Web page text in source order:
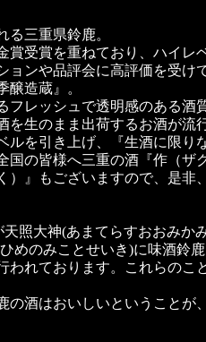
三重県鈴鹿。
賞受賞を重ねており、ハイ
ョンや品評会に高評価を受け
造蔵』。
レッシュで透明感のある酒
を生のまま出荷するお酒が
を引き上げ、『生酒に限り
の皆様へ三重の酒『作（ザ
』もございますので、是非
照大神(あまてらすおおみ
めのみことせいき)に味酒鈴
われております。これらの
の酒はおいしいということ